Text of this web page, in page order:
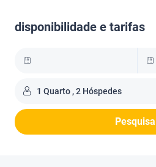
disponibilidade e tarifas
1 Quarto , 2 Hóspedes